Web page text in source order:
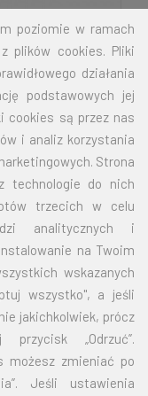
poziomie w ramach
plików cookies. Pliki
działania
podstawowych jej
cookies są przez nas
i analiz korzystania
Strona
technologie do nich
trzecich w celu
analitycznych i
na Twoim
wskazanych
wszystko", a jeśli
jakichkolwiek, prócz
„Odrzuć”.
możesz zmieniać po
Jeśli ustawienia